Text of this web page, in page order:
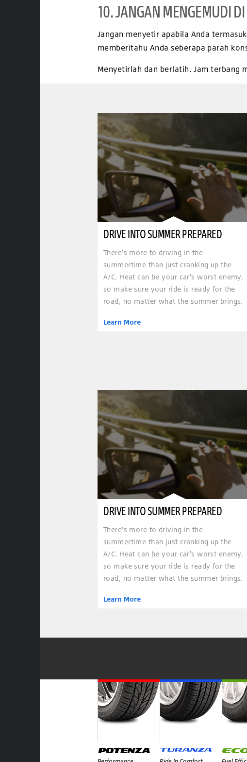
10. JANGAN MENGEMUDI
Jangan menyetir apabila Anda
memberitahu Anda seberapa parah
Menyetirlah dan berlatih. Jam terbang
DRIVE INTO SUMMER PREPARED
There's more to driving in the
summertime than just cranking up the
A/C. Heat can be your car's worst enemy,
so make sure your ride is ready for the
road, no matter what the summer brings.
Learn More
DRIVE INTO SUMMER PREPARED
There's more to driving in the
summertime than just cranking up the
A/C. Heat can be your car's worst enemy,
so make sure your ride is ready for the
road, no matter what the summer brings.
Learn More